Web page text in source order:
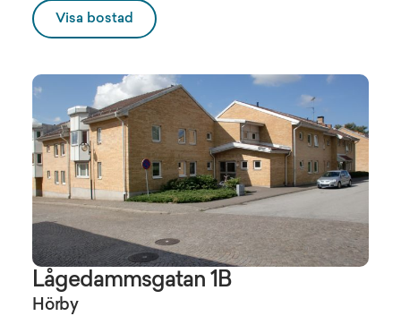
Visa bostad
Lågedammsgatan 1B
Hörby